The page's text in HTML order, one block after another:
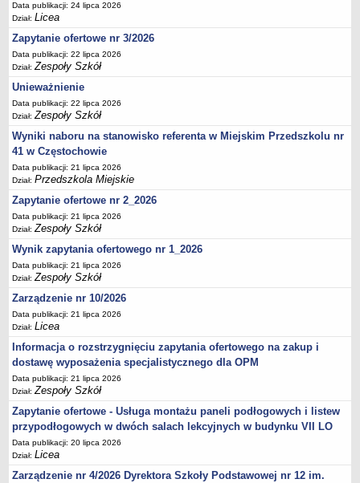
PONOWNE WYKORZYSTYWANIE
OCHRONA DANYCH OSOBOWYCH
Data publikacji: 24 lipca 2026
Dział:Licea
Zapytanie ofertowe nr 3/2026
Data publikacji: 22 lipca 2026
Dział:Zespoły Szkół
Unieważnienie
Data publikacji: 22 lipca 2026
Dział:Zespoły Szkół
Wyniki naboru na stanowisko referenta w Miejskim Przedszkolu nr
41 w Częstochowie
Data publikacji: 21 lipca 2026
Dział:Przedszkola Miejskie
Zapytanie ofertowe nr 2_2026
Data publikacji: 21 lipca 2026
Dział:Zespoły Szkół
Wynik zapytania ofertowego nr 1_2026
Data publikacji: 21 lipca 2026
Dział:Zespoły Szkół
Zarządzenie nr 10/2026
Data publikacji: 21 lipca 2026
Dział:Licea
Informacja o rozstrzygnięciu zapytania ofertowego na zakup i
dostawę wyposażenia specjalistycznego dla OPM
Data publikacji: 21 lipca 2026
Dział:Zespoły Szkół
Zapytanie ofertowe - Usługa montażu paneli podłogowych i listew
przypodłogowych w dwóch salach lekcyjnych w budynku VII LO
Data publikacji: 20 lipca 2026
Dział:Licea
Zarządzenie nr 4/2026 Dyrektora Szkoły Podstawowej nr 12 im.